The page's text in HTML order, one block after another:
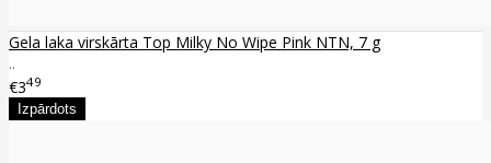
Gela laka virskārta Top Milky No Wipe Pink NTN, 7 g
..
€349